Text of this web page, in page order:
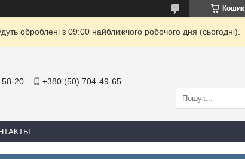
Кошик
оброблені з 09:00 найближчого робочого дня (сьогодні).
20 +380 (50) 704-49-65